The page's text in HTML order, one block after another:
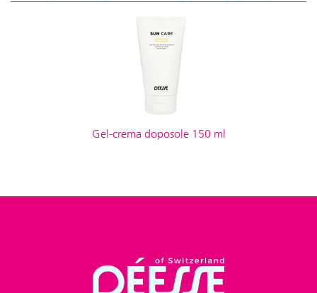
Gel-crema doposole 150 ml